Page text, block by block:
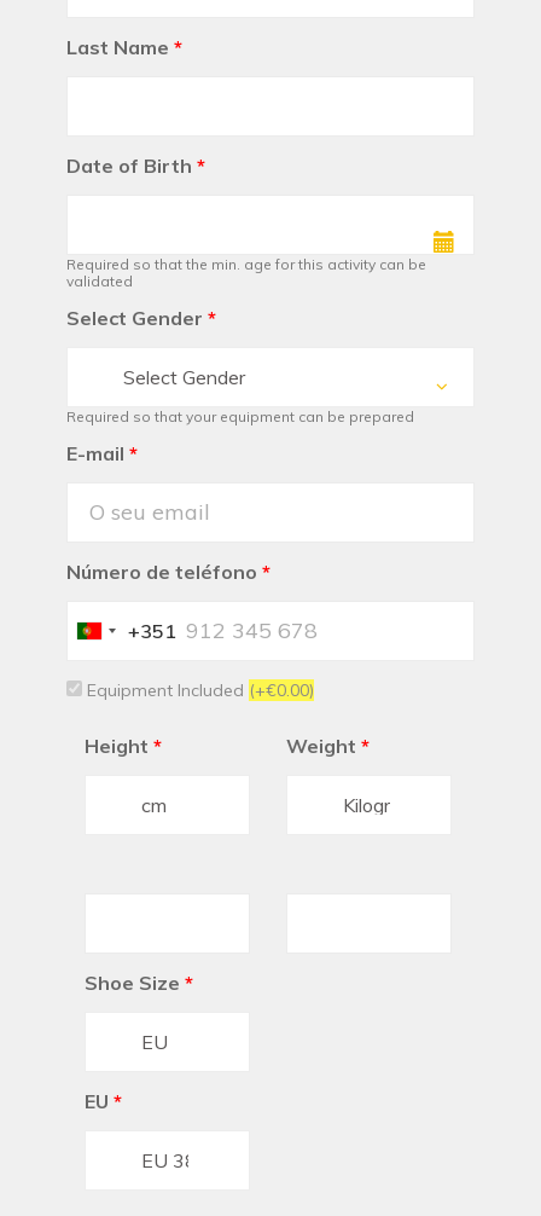
Last Name *
Date of Birth *
Required so that the min. age for this activity can be
validated
Select Gender *
Select Gender
Required so that your equipment can be prepared
E-mail *
Número de teléfono *
Portugal
+351
Equipment Included (+€0.00)
Height * Weight *
Shoe Size *
EU *